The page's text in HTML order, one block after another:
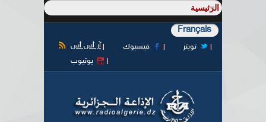
Français
آر أس أس فيسبوك
تويتر
يوتيوب